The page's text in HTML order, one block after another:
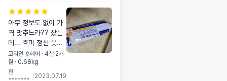
아무 정보도 없이 가
격 맞추느라?? 샀는
데... 흐미 정신 못차
리고 달려들어요. 너
무너무 좋아해요. 영
양보충 이걸로 계속
코리안 숏헤어 · 4살 2개
월 · 0.68kg
편
2023.07.19